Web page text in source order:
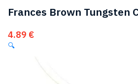
Frances Brown Tungsten
4.89 €
🔍